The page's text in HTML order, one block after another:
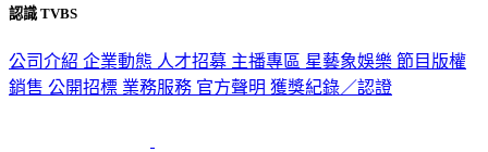
認識 TVBS
公司介紹 企業動態 人才招募 主播專區 星藝象娛樂 節目版權
銷售 公開招標 業務服務 官方聲明 獲獎紀錄／認證